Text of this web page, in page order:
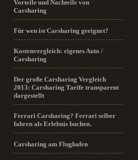
Vorteile und Nachteile von
Carsharing
Für wen ist Carsharing geeignet?
Kostenvergleich: eigenes Auto /
Carsharing
Der große Carsharing Vergleich
2013: Carsharing Tarife transparent
dargestellt
Ferrari Carsharing? Ferrari selber
fahren als Erlebnis buchen.
Carsharing am Flughafen